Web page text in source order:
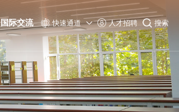
国际交流 快速通道 人才招聘 搜索